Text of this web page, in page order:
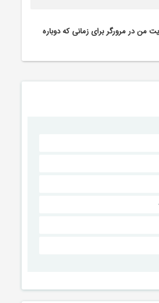
من در مرورگر برای زمانی که دوباره